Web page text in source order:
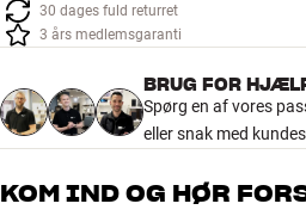
Tilbehør
MÆRKER
NYHEDER
30 dages fuld returret
3 års medlemsgaranti
BRUG FOR
Spørg en af vores
eller snak med
KOM IND OG HØR